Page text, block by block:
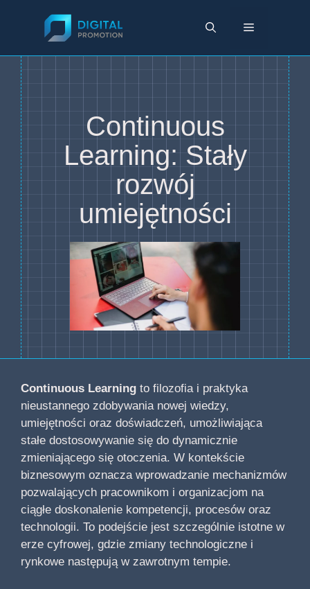
Menu
Continuous
Learning: Stały
rozwój
umiejętności
Continuous Learning to filozofia i praktyka
nieustannego zdobywania nowej wiedzy,
umiejętności oraz doświadczeń, umożliwiająca
stałe dostosowywanie się do dynamicznie
zmieniającego się otoczenia. W kontekście
biznesowym oznacza wprowadzanie mechanizmów
pozwalających pracownikom i organizacjom na
ciągłe doskonalenie kompetencji, procesów oraz
technologii. To podejście jest szczególnie istotne w
erze cyfrowej, gdzie zmiany technologiczne i
rynkowe następują w zawrotnym tempie.